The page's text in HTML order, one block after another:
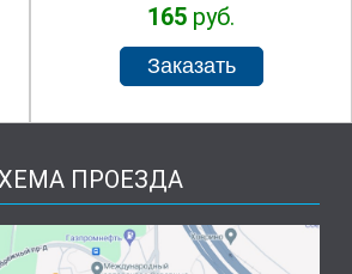
165 руб.
ПРОЕЗДА